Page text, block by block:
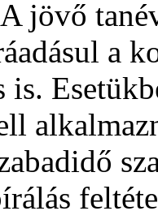
jövő
a
is.